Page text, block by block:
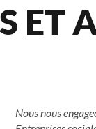
ET
Nous nous